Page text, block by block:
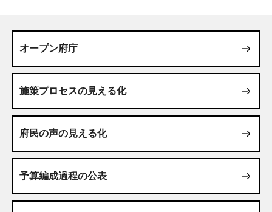
オープン府庁
施策プロセスの見える化
府民の声の見える化
予算編成過程の公表